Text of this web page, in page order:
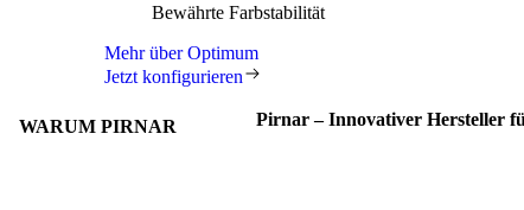
Bewährte Farbstabilität
Mehr über Optimum
Jetzt konfigurieren
WARUM PIRNAR Pirnar – Innovativer Hersteller